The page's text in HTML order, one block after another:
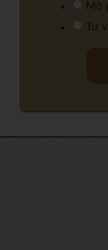
Mộ
Tư